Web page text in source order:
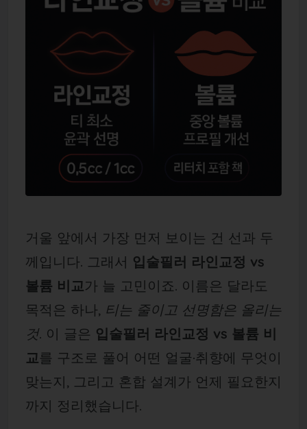
거울 앞에서 가장 먼저 보이는 건 선과 두
께입니다. 그래서 입술필러 라인교정 vs
볼륨 비교 가 늘 고민이죠. 이름은 달라도
목적은 하나, 티는 줄이고 선명함은 올리는
것. 이 글은 입술필러 라인교정 vs 볼륨 비
교 를 구조로 풀어 어떤 얼굴·취향에 무엇이
맞는지, 그리고 혼합 설계가 언제 필요한지
까지 정리했습니다.